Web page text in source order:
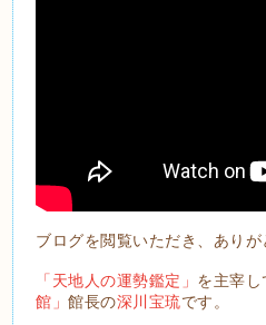
ブログを閲覧いただき、ありが
「天地人の運勢鑑定」 を主宰し
館」館長の深川宝琉です。